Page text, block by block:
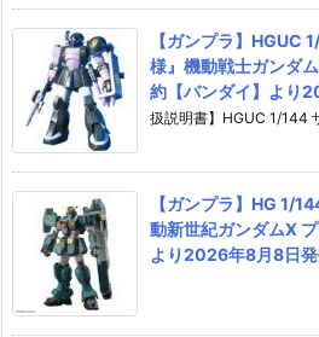
【ガンプラ】HGUC
様』機動戦士ガンダ
約【バンダイ】より
扱説明書】HGUC 1/144
【ガンプラ】HG 1/
動新世紀ガンダムX
より2026年8月8日